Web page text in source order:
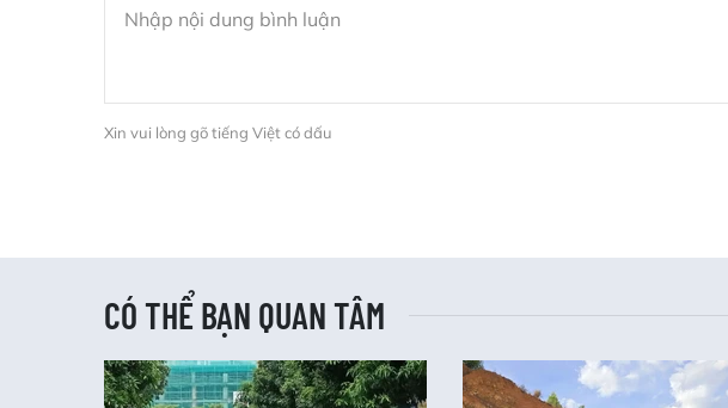
Xin vui lòng gõ tiếng Việt có dấu
CÓ THỂ BẠN QUAN TÂM